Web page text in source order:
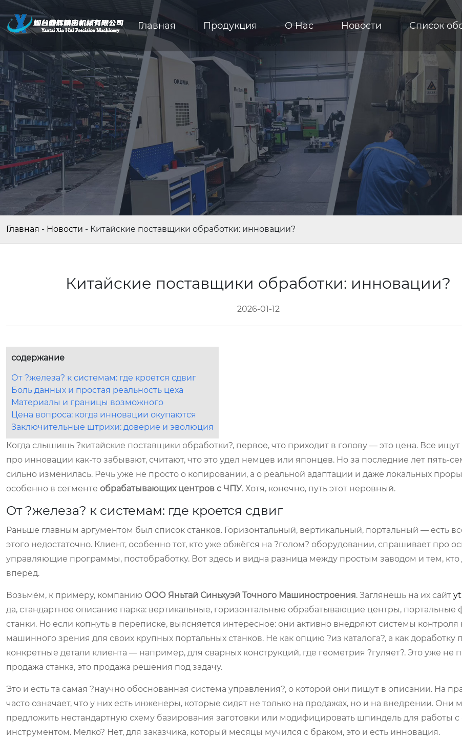
Главная Продукция О Hас Новости Список
Главная - Новости - Китайские поставщики обработки: инновации?
Китайские поставщики обработки: инновации?
2026-01-12
содержание
От ?железа? к системам: где кроется сдвиг
Боль данных и простая реальность цеха
Материалы и границы возможного
Цена вопроса: когда инновации окупаются
Заключительные штрихи: доверие и эволюция
Когда слышишь ?китайские поставщики обработки?, первое, что приходит в голову — это цена. Все
про инновации как-то забывают, считают, что это удел немцев или японцев. Но за последние лет пять-
сильно изменилась. Речь уже не просто о копировании, а о реальной адаптации и даже локальных
особенно в сегменте обрабатывающих центров с ЧПУ. Хотя, конечно, путь этот неровный.
От ?железа? к системам: где кроется сдвиг
Раньше главным аргументом был список станков. Горизонтальный, вертикальный, портальный — есть
этого недостаточно. Клиент, особенно тот, кто уже обжёгся на ?голом? оборудовании, спрашивает про
управляющие программы, постобработку. Вот здесь и видна разница между простым заводом и тем, кто
вперёд.
Возьмём, к примеру, компанию ООО Яньтай Синьхуэй Точного Машиностроения. Заглянешь на их сайт
да, стандартное описание парка: вертикальные, горизонтальные обрабатывающие центры, портальные
станки. Но если копнуть в переписке, выясняется интересное: они активно внедряют системы контроля
машинного зрения для своих крупных портальных станков. Не как опцию ?из каталога?, а как доработку
конкретные детали клиента — например, для сварных конструкций, где геометрия ?гуляет?. Это уже не
продажа станка, это продажа решения под задачу.
Это и есть та самая ?научно обоснованная система управления?, о которой они пишут в описании. На
часто означает, что у них есть инженеры, которые сидят не только на продажах, но и на внедрении. Они
предложить нестандартную схему базирования заготовки или модифицировать шпиндель для работы
инструментом. Мелко? Нет, для заказчика, который месяцы мучился с браком, это и есть инновация.